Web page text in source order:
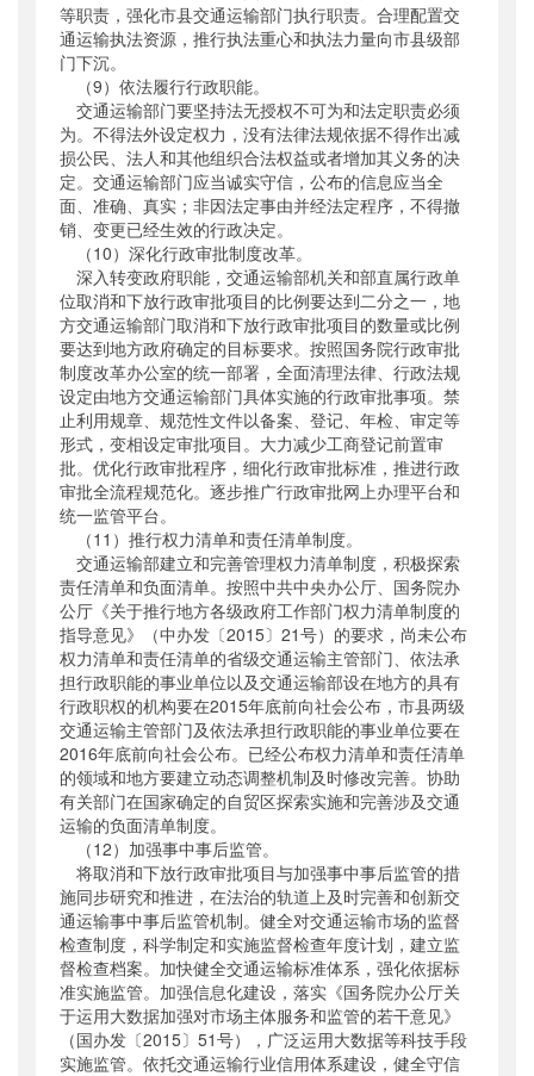
等职责，强化市县交通运输部门执行职责。合理配置交
通运输执法资源，推行执法重心和执法力量向市县级部
门下沉。
（9）依法履行行政职能。
交通运输部门要坚持法无授权不可为和法定职责必须
为。不得法外设定权力，没有法律法规依据不得作出减
损公民、法人和其他组织合法权益或者增加其义务的决
定。交通运输部门应当诚实守信，公布的信息应当全
面、准确、真实；非因法定事由并经法定程序，不得撤
销、变更已经生效的行政决定。
（10）深化行政审批制度改革。
深入转变政府职能，交通运输部机关和部直属行政单
位取消和下放行政审批项目的比例要达到二分之一，地
方交通运输部门取消和下放行政审批项目的数量或比例
要达到地方政府确定的目标要求。按照国务院行政审批
制度改革办公室的统一部署，全面清理法律、行政法规
设定由地方交通运输部门具体实施的行政审批事项。禁
止利用规章、规范性文件以备案、登记、年检、审定等
形式，变相设定审批项目。大力减少工商登记前置审
批。优化行政审批程序，细化行政审批标准，推进行政
审批全流程规范化。逐步推广行政审批网上办理平台和
统一监管平台。
（11）推行权力清单和责任清单制度。
交通运输部建立和完善管理权力清单制度，积极探索
责任清单和负面清单。按照中共中央办公厅、国务院办
公厅《关于推行地方各级政府工作部门权力清单制度的
指导意见》（中办发〔2015〕21号）的要求，尚未公布
权力清单和责任清单的省级交通运输主管部门、依法承
担行政职能的事业单位以及交通运输部设在地方的具有
行政职权的机构要在2015年底前向社会公布，市县两级
交通运输主管部门及依法承担行政职能的事业单位要在
2016年底前向社会公布。已经公布权力清单和责任清单
的领域和地方要建立动态调整机制及时修改完善。协助
有关部门在国家确定的自贸区探索实施和完善涉及交通
运输的负面清单制度。
（12）加强事中事后监管。
将取消和下放行政审批项目与加强事中事后监管的措
施同步研究和推进，在法治的轨道上及时完善和创新交
通运输事中事后监管机制。健全对交通运输市场的监督
检查制度，科学制定和实施监督检查年度计划，建立监
督检查档案。加快健全交通运输标准体系，强化依据标
准实施监管。加强信息化建设，落实《国务院办公厅关
于运用大数据加强对市场主体服务和监管的若干意见》
（国办发〔2015〕51号），广泛运用大数据等科技手段
实施监管。依托交通运输行业信用体系建设，健全守信